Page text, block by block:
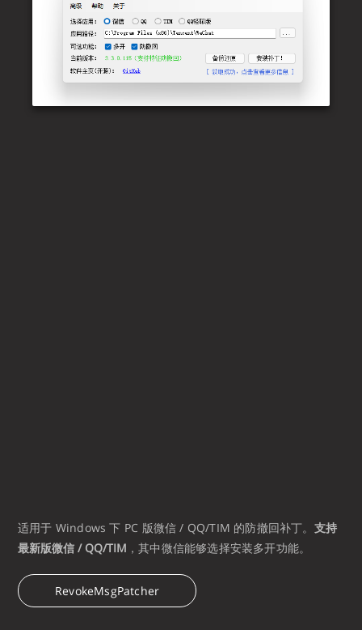
适用于 Windows 下 PC 版微信 / QQ/TIM 的防撤回补丁。 支持
最新版微信 / QQ/TIM ，其中微信能够选择安装多开功能。
RevokeMsgPatcher